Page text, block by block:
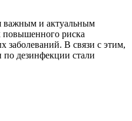
важным и актуальным
повышенного риска
заболеваний. В связи с этим,
дезинфекции стали